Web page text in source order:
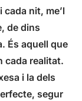
cada nit, me’l
de dins
És aquell que
cada realitat.
i la dels
segur